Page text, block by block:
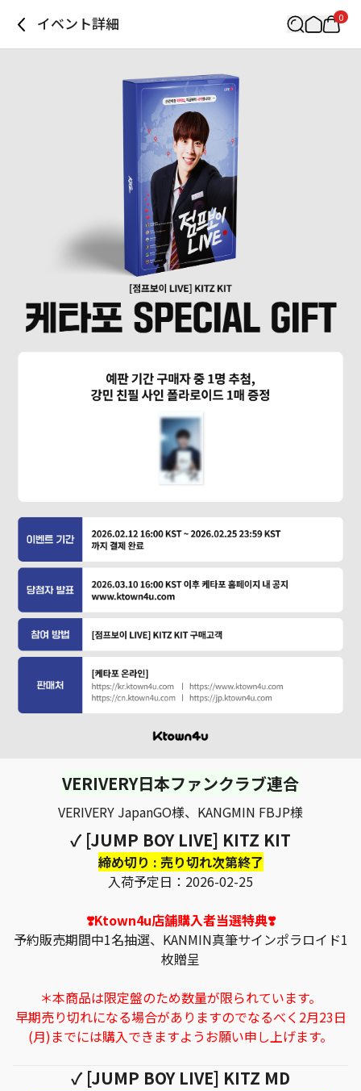
イベント詳細 0
VERIVERY日本ファンクラブ連合
VERIVERY JapanGO様、KANGMIN FBJP様
✓ [JUMP BOY LIVE] KITZ KIT
締め切り : 売り切れ次第終了
入荷予定日：2026-02-25
❣️Ktown4u店舗購入者当選特典❣️
予約販売期間中1名抽選、KANMIN真筆サインポラロイド1
枚贈呈
＊本商品は限定盤のため数量が限られています。
早期売り切れになる場合がありますのでなるべく2月23日
(月)までには購入できますようお願い申し上げます。
✓ [JUMP BOY LIVE] KITZ MD